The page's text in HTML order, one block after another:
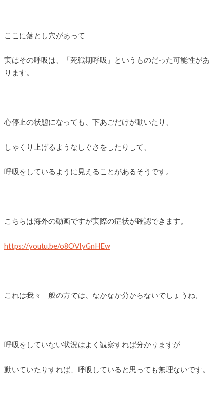
ここに落とし穴があって
実はその呼吸は、「死戦期呼吸」というものだった可能性があ
ります。
心停止の状態になっても、下あごだけが動いたり、
しゃくり上げるようなしぐさをしたりして、
呼吸をしているように見えることがあるそうです。
こちらは海外の動画ですが実際の症状が確認できます。
https://youtu.be/o8OVIyGnHEw
これは我々一般の方では、なかなか分からないでしょうね。
呼吸をしていない状況はよく観察すれば分かりますが
動いていたりすれば、呼吸していると思っても無理ないです。